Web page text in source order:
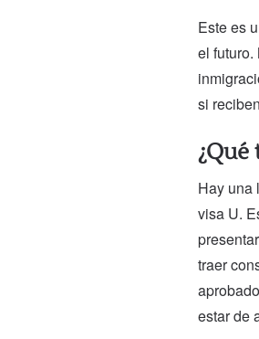
Este es
el
si
Hay una
visa U.
traer
estar de